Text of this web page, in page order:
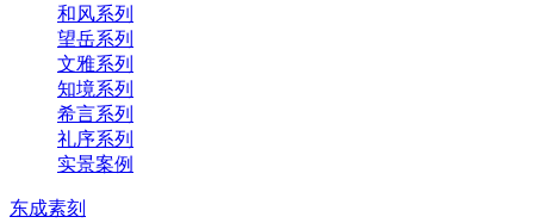
和风系列
望岳系列
文雅系列
知境系列
希言系列
礼序系列
实景案例
东成素刻